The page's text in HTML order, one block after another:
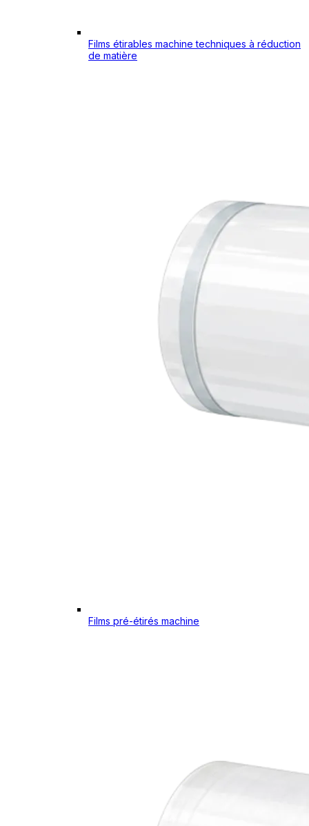
Films étirables machine techniques à réduction
de matière
Films pré-étirés machine